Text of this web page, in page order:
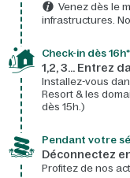
Venez dès le
infrastructures.
Check-in dès 16h*​
1,2, 3… Entrez
Installez-vous
Resort & les
dès 15h.)
Pendant votre
Déconnectez
Profitez de nos